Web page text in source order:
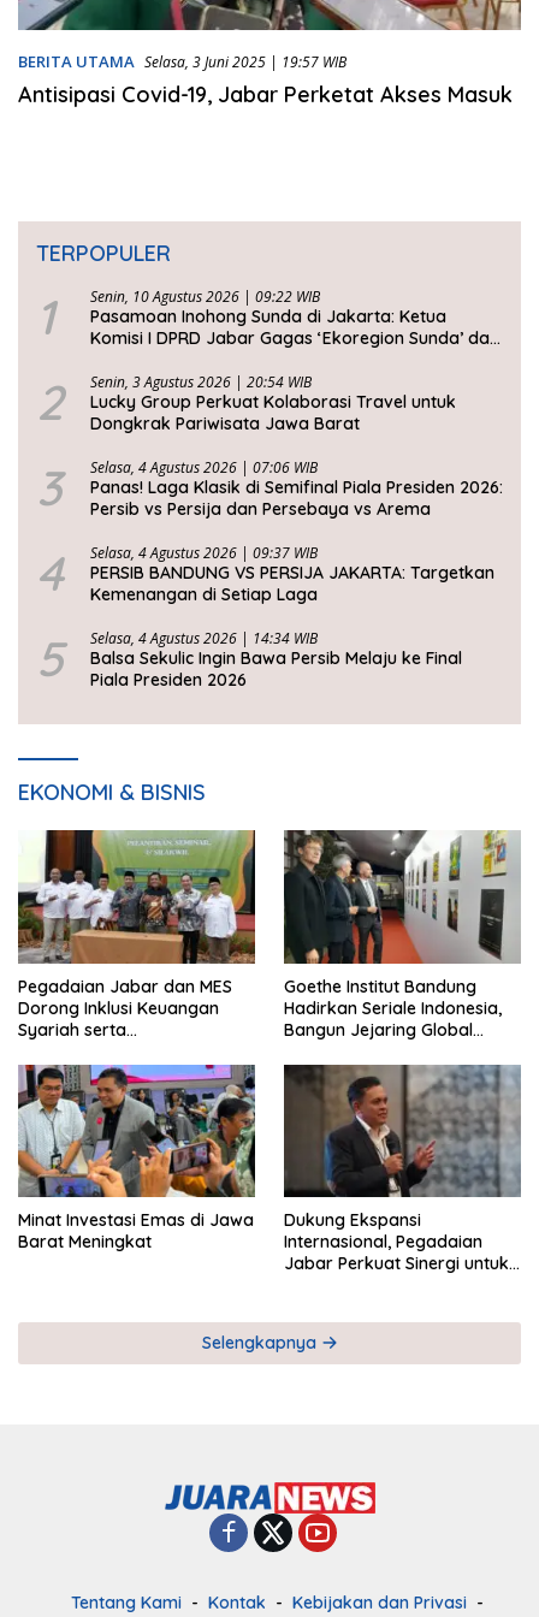
BERITA UTAMA Selasa, 3 Juni 2025 | 19:57 WIB
Antisipasi Covid-19, Jabar Perketat Akses Masuk
TERPOPULER
1 Senin, 10 Agustus 2026 | 09:22 WIB
Pasamoan Inohong Sunda di Jakarta: Ketua
Komisi I DPRD Jabar Gagas ‘Ekoregion Sunda’ dan
2 Senin, 3 Agustus 2026 | 20:54 WIB
Lucky Group Perkuat Kolaborasi Travel untuk
Dongkrak Pariwisata Jawa Barat
3 Selasa, 4 Agustus 2026 | 07:06 WIB
Panas! Laga Klasik di Semifinal Piala Presiden 2026:
Persib vs Persija dan Persebaya vs Arema
4 Selasa, 4 Agustus 2026 | 09:37 WIB
PERSIB BANDUNG VS PERSIJA JAKARTA: Targetkan
Kemenangan di Setiap Laga
5 Selasa, 4 Agustus 2026 | 14:34 WIB
Balsa Sekulic Ingin Bawa Persib Melaju ke Final
Piala Presiden 2026
EKONOMI & BISNIS
Pegadaian Jabar dan MES
Dorong Inklusi Keuangan
Syariah serta
Goethe Institut Bandung
Hadirkan Seriale Indonesia,
Bangun Jejaring Global
Minat Investasi Emas di Jawa
Barat Meningkat
Dukung Ekspansi
Internasional, Pegadaian
Jabar Perkuat Sinergi untuk
Selengkapnya
Tentang Kami Kontak Kebijakan dan Privasi